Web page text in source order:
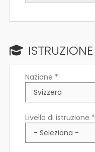
ISTRUZIONE
Nazione *
Livello di istruzione *